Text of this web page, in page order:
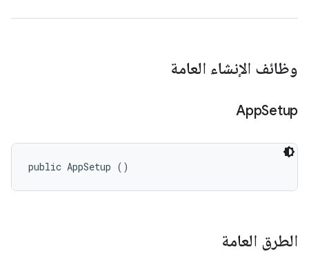
وظائف الإنشاء العامة
AppSetup
public AppSetup ()
الطرق العامة